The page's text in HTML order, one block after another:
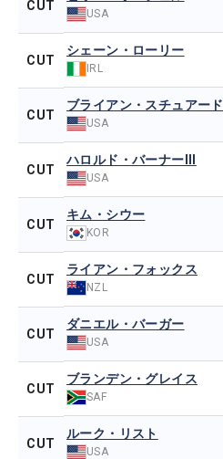
CUT
USA
CUT
シェーン・ローリー
IRL
CUT
ブライアン・スチュアード
USA
CUT
ハロルド・バーナーIII
USA
CUT
キム・シウー
KOR
CUT
ライアン・フォックス
NZL
CUT
ダニエル・バーガー
USA
CUT
ブランデン・グレイス
SAF
CUT
ルーク・リスト
USA